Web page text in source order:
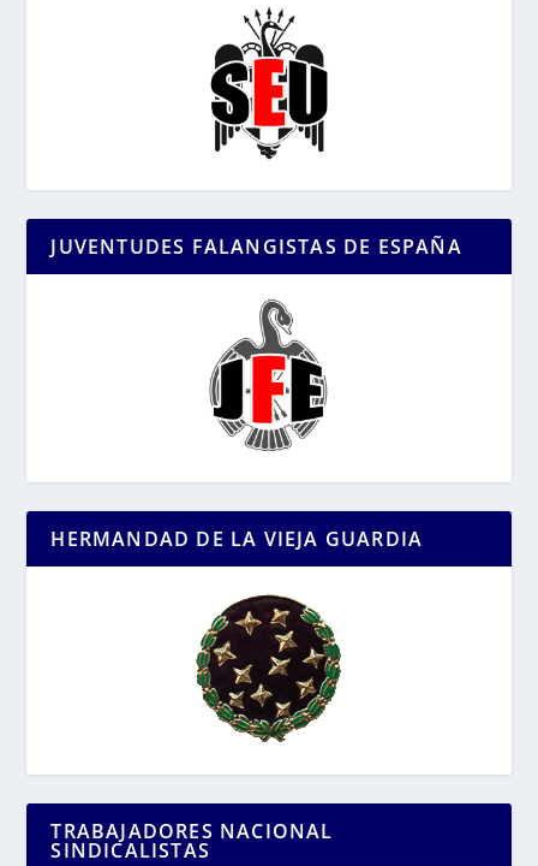
JUVENTUDES FALANGISTAS DE ESPAÑA
HERMANDAD DE LA VIEJA GUARDIA
TRABAJADORES NACIONAL
SINDICALISTAS